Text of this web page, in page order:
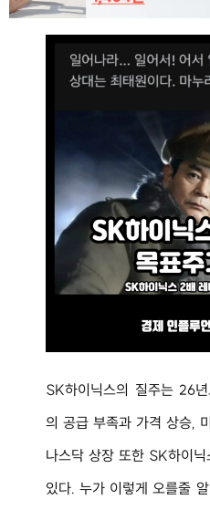
SK하이닉스의 질주는 26
의 공급 부족과 가격 상승,
나스닥 상장 또한 SK하이
있다. 누가 이렇게 오를줄